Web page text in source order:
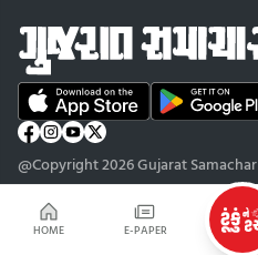
HOME E-PAPER
@Copyright 2026 Gujarat Samachar